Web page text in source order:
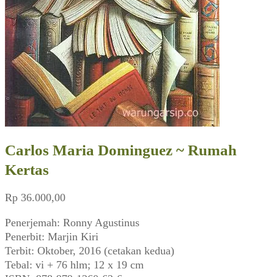
Carlos Maria Dominguez ~ Rumah
Kertas
Rp 36.000,00
Penerjemah: Ronny Agustinus
Penerbit: Marjin Kiri
Terbit: Oktober, 2016 (cetakan kedua)
Tebal: vi + 76 hlm; 12 x 19 cm